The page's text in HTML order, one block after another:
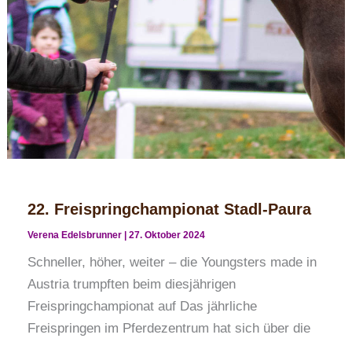
22. Freispringchampionat Stadl-Paura
Verena Edelsbrunner 27. Oktober 2024
Schneller, höher, weiter – die Youngsters made in
Austria trumpften beim diesjährigen
Freispringchampionat auf Das jährliche
Freispringen im Pferdezentrum hat sich über die